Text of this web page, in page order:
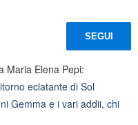
SEGUI
Maria Elena Pepi:
eclatante di Sol
Gemma e i vari addii, chi